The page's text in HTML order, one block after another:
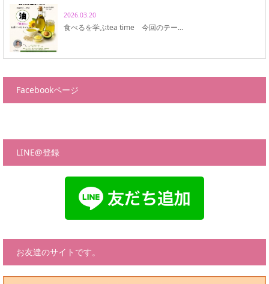
2026.03.20
食べるを学ぶtea time 今回のテー…
Facebookページ
LINE@登録
お友達のサイトです。